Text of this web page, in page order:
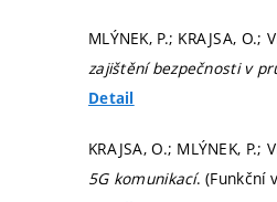
MLÝNEK, P.; KRAJSA, O.;
zajištění bezpečnosti v
Detail
KRAJSA, O.; MLÝNEK, P.;
5G komunikací. (Funkční